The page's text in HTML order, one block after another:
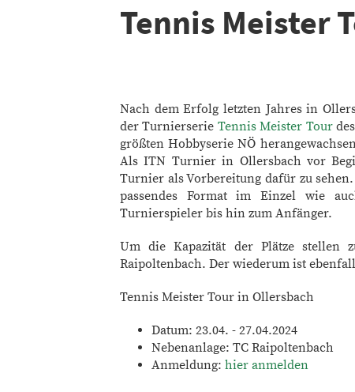
Tennis Meister
Nach dem Erfolg letzten Jahres in
der Turnierserie Tennis Meister Tour
größten Hobbyserie NÖ
Als ITN Turnier in Ollersbach vor
Turnier als Vorbereitung dafür zu
passendes Format im Einzel wie
Turnierspieler bis hin zum Anfänger.
Um die Kapazität der Plätze stellen
Raipoltenbach. Der wiederum ist
Tennis Meister Tour in Ollersbach
Datum: 23.04. - 27.04.2024
Nebenanlage: TC Raipoltenbach
Anmeldung: hier anmelden